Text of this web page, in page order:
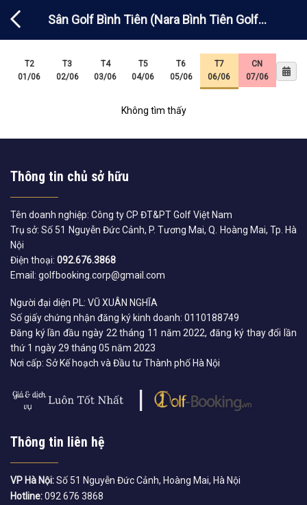
đến
Sân Golf Bình Tiên (Nara Bình Tiên Golf
Club)
T2
01/06
T3
02/06
T4
03/06
T5
04/06
T6
05/06
T7
06/06
CN
07/06
Không tìm thấy
Thông tin chủ sở hữu
Tên doanh nghiệp: Công ty CP ĐT&PT Golf Việt Nam
Trụ sở: Số 51 Nguyễn Đức Cảnh, P. Tương Mai, Q. Hoàng Mai, Tp. Hà
Nội
Điện thoại: 092.676.3868
Email: golfbooking.corp@gmail.com
Người đại diện PL: VŨ XUÂN NGHĨA
Số giấy chứng nhận đăng ký kinh doanh: 0110188749
Đăng ký lần đầu ngày 22 tháng 11 năm 2022, đăng ký thay đổi lần
thứ 1 ngày 29 tháng 05 năm 2023
Nơi cấp: Sở Kế hoạch và Đầu tư Thành phố Hà Nội
Thông tin liên hệ
VP Hà Nội:Số 51 Nguyễn Đức Cảnh, Hoàng Mai, Hà Nội
Hotline:092 676 3868